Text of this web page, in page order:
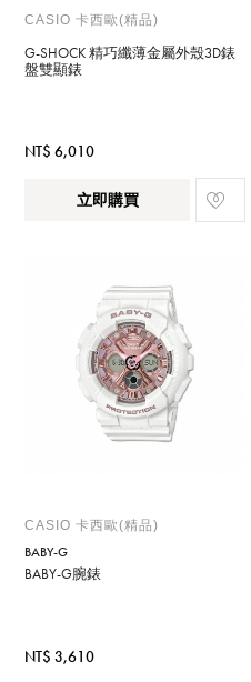
CASIO 卡西歐(精品)
G-SHOCK 精巧纖薄金屬外殼3D錶
盤雙顯錶
NT$ 6,010
立即購買
CASIO 卡西歐(精品)
BABY-G
BABY-G腕錶
NT$ 3,610